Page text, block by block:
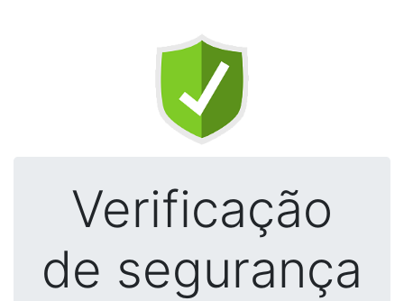
Verificação
de segurança